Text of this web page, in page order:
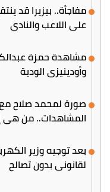
مفاجأة.. بيزيرا قد
على اللاعب والنادي
مشاهدة حمزة
وأودينيزي الودية
صورة لمحمد صلاح مع
المشاهدات.. من هي
بعد توجيه وزير
لقانوني بدون تصالح